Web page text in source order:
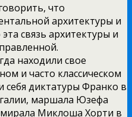
что
архитектуры и
связь архитектуры и
находили свое
и часто классическом
себя диктатуры Франко в
маршала Юзефа
Миклоша Хорти в